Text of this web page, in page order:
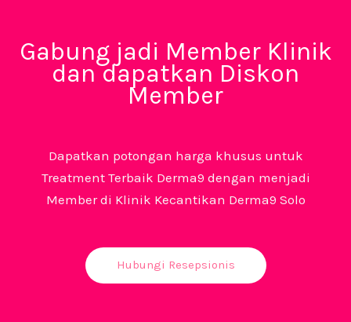
Gabung jadi Member Klinik
dan dapatkan Diskon
Member
Dapatkan potongan harga khusus untuk
Treatment Terbaik Derma9 dengan menjadi
Member di Klinik Kecantikan Derma9 Solo
Hubungi Resepsionis